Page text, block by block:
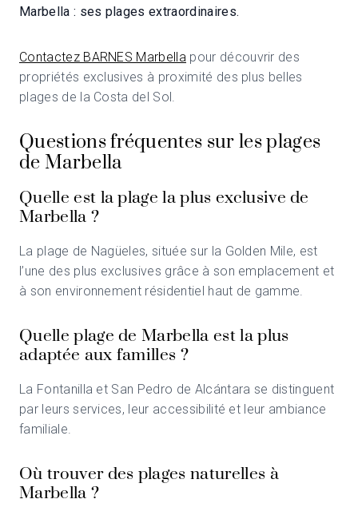
Marbella : ses plages extraordinaires.
Contactez BARNES Marbella pour découvrir des
propriétés exclusives à proximité des plus belles
plages de la Costa del Sol.
Questions fréquentes sur les plages
de Marbella
Quelle est la plage la plus exclusive de
Marbella ?
La plage de Nagüeles, située sur la Golden Mile, est
l’une des plus exclusives grâce à son emplacement et
à son environnement résidentiel haut de gamme.
Quelle plage de Marbella est la plus
adaptée aux familles ?
La Fontanilla et San Pedro de Alcántara se distinguent
par leurs services, leur accessibilité et leur ambiance
familiale.
Où trouver des plages naturelles à
Marbella ?